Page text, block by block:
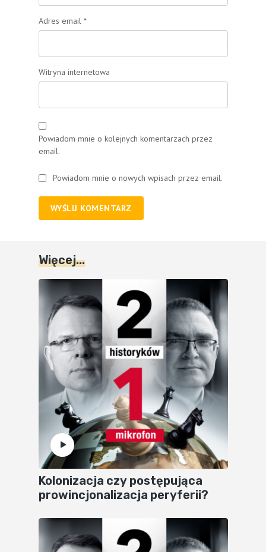
Adres email *
Witryna internetowa
Powiadom mnie o kolejnych komentarzach przez
email.
Powiadom mnie o nowych wpisach przez email.
WYŚLIJ KOMENTARZ
Więcej...
Kolonizacja czy postępująca
prowincjonalizacja peryferii?